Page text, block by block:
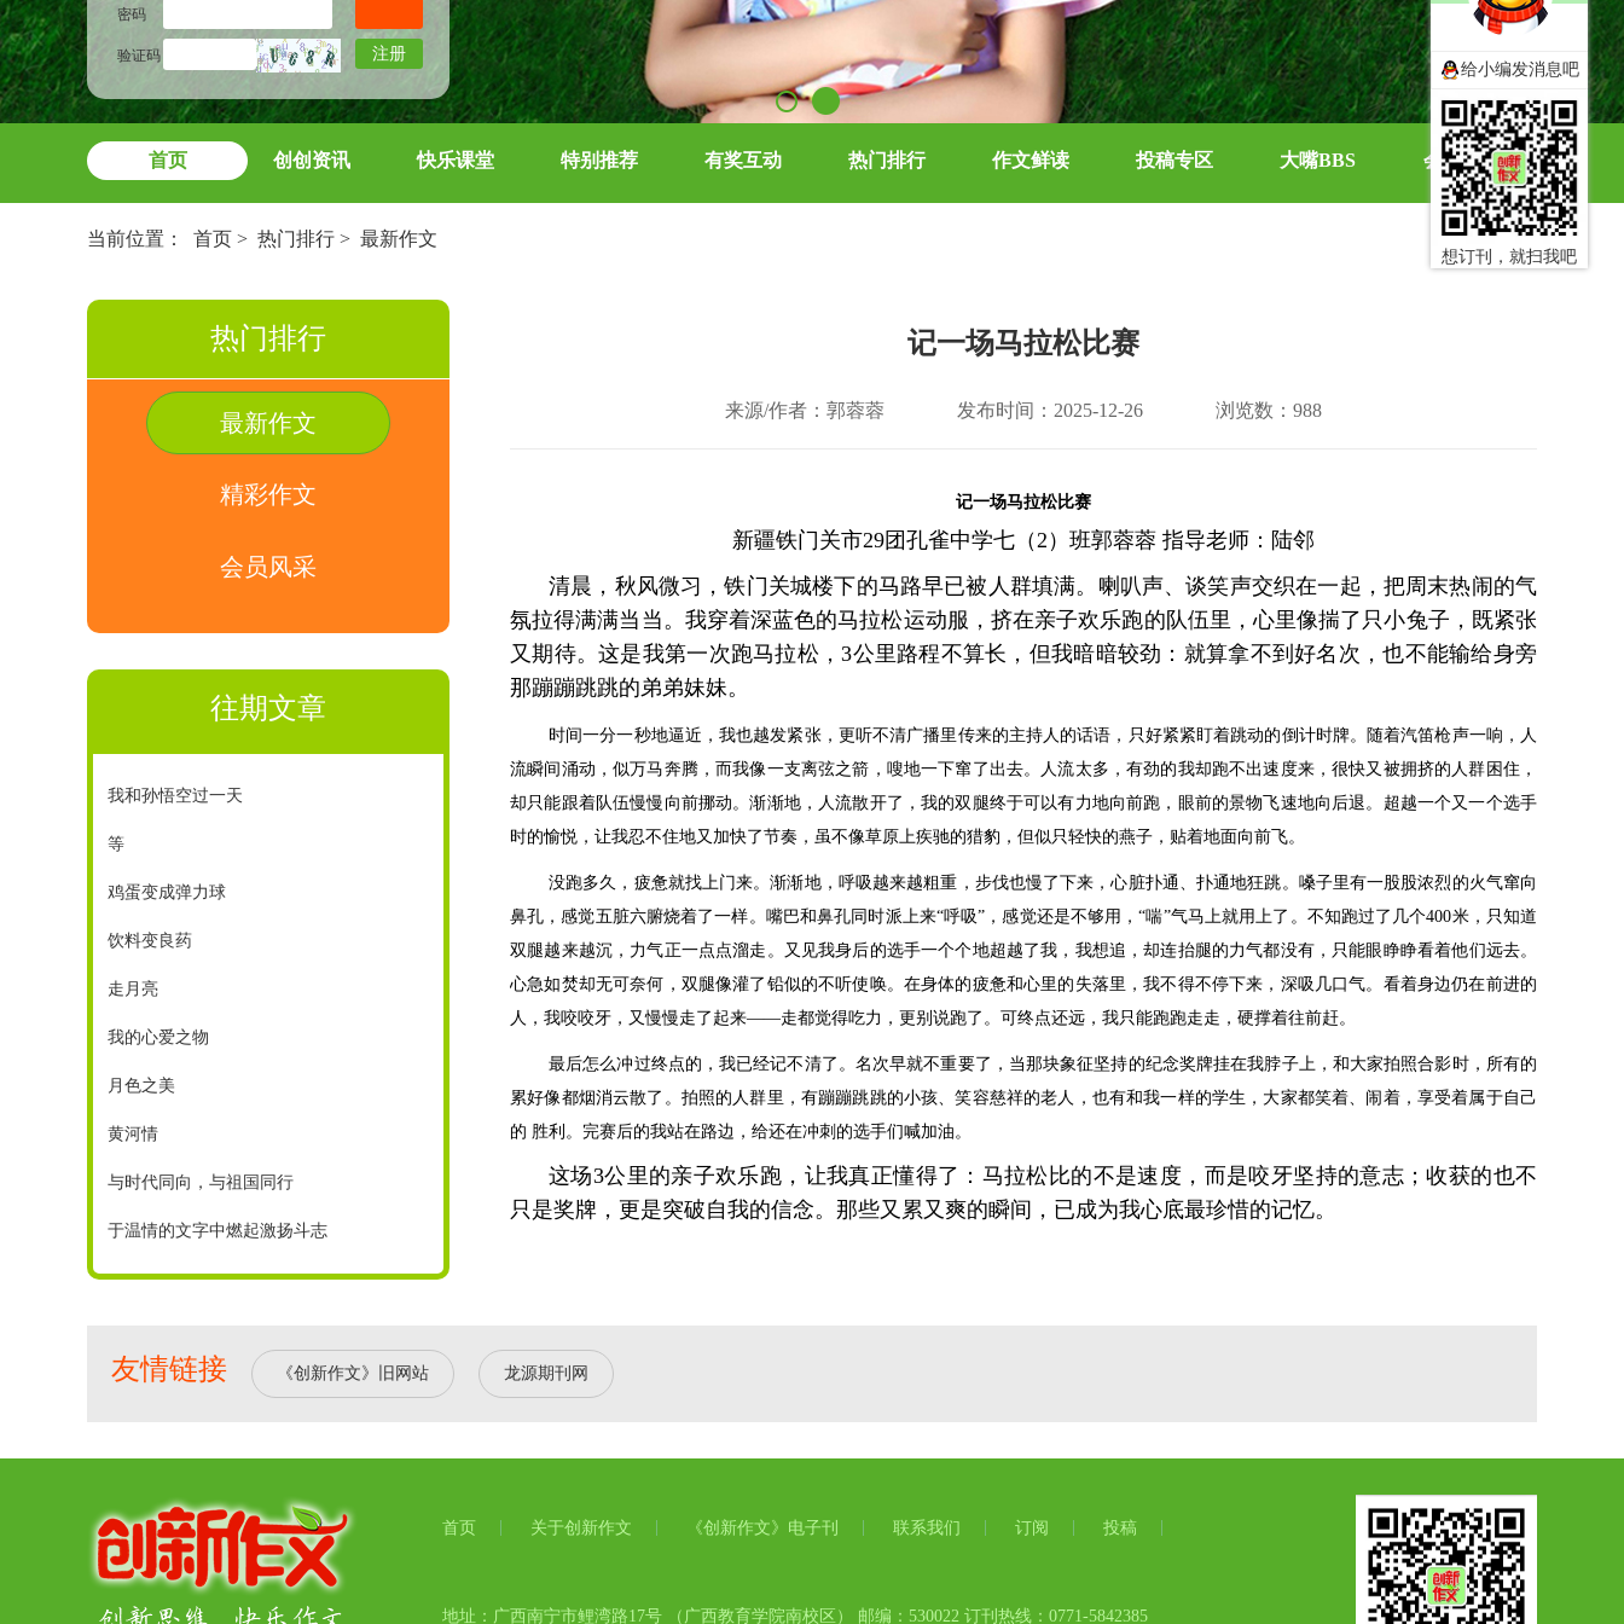
密码
验证码 注册
首页 创创资讯 快乐课堂 特别推荐 有奖互动 热门排行 作文鲜读 投稿专区 大嘴BBS 会员中心
当前位置： 首页 > 热门排行 > 最新作文
热门排行
最新作文
精彩作文
会员风采
往期文章
我和孙悟空过一天
等
鸡蛋变成弹力球
饮料变良药
走月亮
我的心爱之物
月色之美
黄河情
与时代同向，与祖国同行
于温情的文字中燃起激扬斗志
记一场马拉松比赛
来源/作者：郭蓉蓉 发布时间：2025-12-26 浏览数：988
记一场马拉松比赛
新疆铁门关市29团孔雀中学七（2）班郭蓉蓉 指导老师：陆邻
清晨，秋风微习，铁门关城楼下的马路早已被人群填满。喇叭声、谈笑声交织在一起，把周末热闹的气
氛拉得满满当当。我穿着深蓝色的马拉松运动服，挤在亲子欢乐跑的队伍里，心里像揣了只小兔子，既紧张
又期待。这是我第一次跑马拉松，3公里路程不算长，但我暗暗较劲：就算拿不到好名次，也不能输给身旁
那蹦蹦跳跳的弟弟妹妹。
时间一分一秒地逼近，我也越发紧张，更听不清广播里传来的主持人的话语，只好紧紧盯着跳动的倒计时牌。随着汽笛枪声一响，人
流瞬间涌动，似万马奔腾，而我像一支离弦之箭，嗖地一下窜了出去。人流太多，有劲的我却跑不出速度来，很快又被拥挤的人群困住，
却只能跟着队伍慢慢向前挪动。渐渐地，人流散开了，我的双腿终于可以有力地向前跑，眼前的景物飞速地向后退。超越一个又一个选手
时的愉悦，让我忍不住地又加快了节奏，虽不像草原上疾驰的猎豹，但似只轻快的燕子，贴着地面向前飞。
没跑多久，疲惫就找上门来。渐渐地，呼吸越来越粗重，步伐也慢了下来，心脏扑通、扑通地狂跳。嗓子里有一股股浓烈的火气窜向
鼻孔，感觉五脏六腑烧着了一样。嘴巴和鼻孔同时派上来“呼吸”，感觉还是不够用，“喘”气马上就用上了。不知跑过了几个400米， 只知道
双腿越来越沉，力气正一点点溜走。
又见我身后的选手一个个地超越了我， 我想追，却连抬腿的力气都没有，只能眼睁睁看着他们远去。
心急如焚却无可奈何，双腿像灌了铅似的不听使唤。在身体的疲惫和心里的失落里，我不得不停下来，深吸几口气。看着身边仍在前进的
人，我咬咬牙，又慢慢走了起来——走都觉得吃力，更别说跑了。可终点还远，我只能跑跑走走，硬撑着往前赶。
最后怎么冲过终点的，我已经记不清了。名次早就不重要了，当那块象征坚持的纪念奖牌挂在我脖子上，和大家拍照合影时，所有的
累好像都烟消云散了。拍照的人群里，有蹦蹦跳跳的小孩、笑容慈祥的老人，也有和我一样的学生，大家都笑着、闹着，享受着属于自己
的 胜利。 完赛后的我站在路边，给还在冲刺的选手们喊加油。
这场3公里的亲子欢乐跑，让我真正懂得了：马拉松比的不是速度，而是咬牙坚持的意志；收获的也不
只是奖牌，更是突破自我的信念。那些又累又爽的瞬间，已成为我心底最珍惜的记忆。
友情链接 《创新作文》旧网站 龙源期刊网
首页 关于创新作文 《创新作文》电子刊 联系我们 订阅 投稿
地址：广西南宁市鲤湾路17号 （广西教育学院南校区） 邮编：530022 订刊热线：0771-5842385
给小编发消息吧
想订刊，就扫我吧